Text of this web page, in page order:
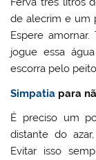
de alecrim e um
Espere amornar.
jogue essa
escorra pelo
Simpatia para
É preciso um
distante do
Evitar isso